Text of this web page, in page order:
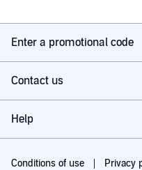
Enter a promotional code
Contact us
Help
Conditions of use Privacy